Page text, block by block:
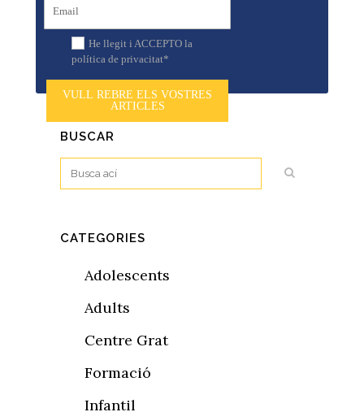
He llegit i ACCEPTO la
política de privacitat*
VULL REBRE ELS VOSTRES
ARTICLES
BUSCAR
CATEGORIES
Adolescents
Adults
Centre Grat
Formació
Infantil